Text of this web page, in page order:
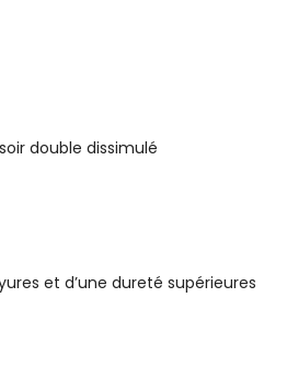
double dissimulé
et d’une dureté supérieures